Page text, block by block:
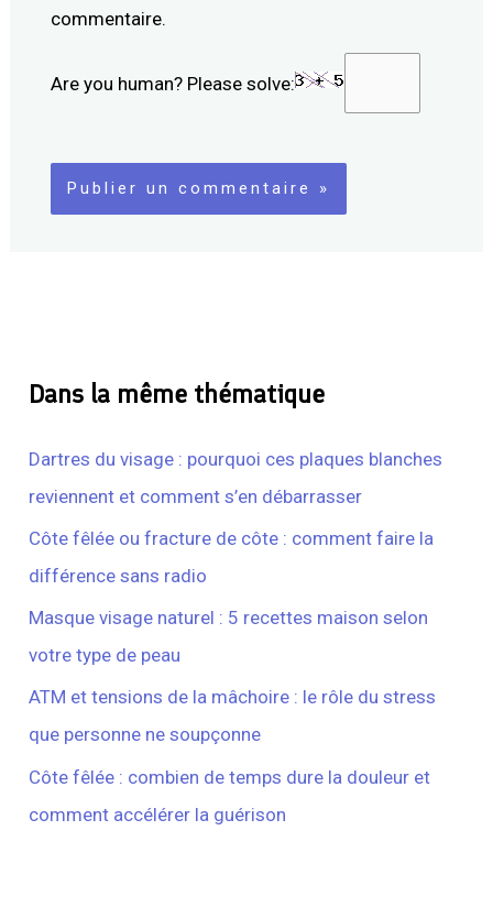
commentaire.
Are you human? Please solve:
Dans la même thématique
Dartres du visage : pourquoi ces plaques blanches
reviennent et comment s’en débarrasser
Côte fêlée ou fracture de côte : comment faire la
différence sans radio
Masque visage naturel : 5 recettes maison selon
votre type de peau
ATM et tensions de la mâchoire : le rôle du stress
que personne ne soupçonne
Côte fêlée : combien de temps dure la douleur et
comment accélérer la guérison